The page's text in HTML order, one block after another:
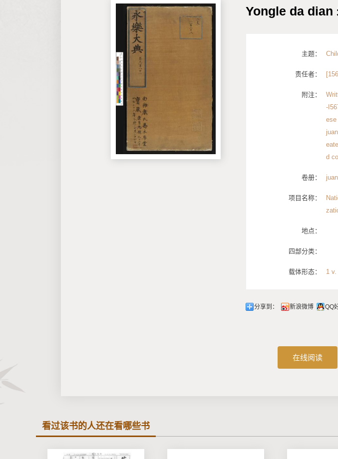
Yongle da dian
主题：
责任者：
附注：
-
ese
d
卷册：
项目名称：
地点：
四部分类：
载体形态： 1
分享到： 新浪微博 QQ
看过该书的人还在看哪些书